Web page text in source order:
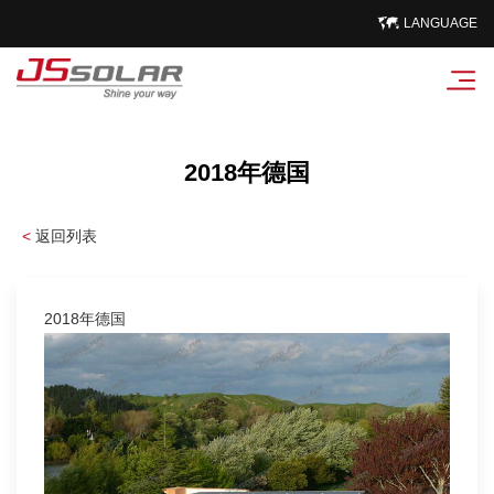
LANGUAGE
2018年德国
< 返回列表
2018年德国